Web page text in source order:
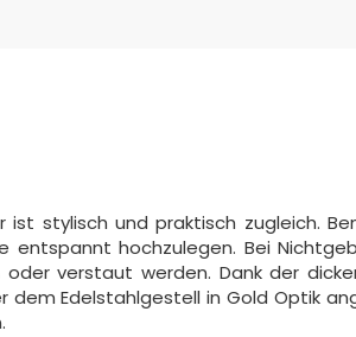
ist stylisch und praktisch zugleich.
entspannt hochzulegen. Bei
oder verstaut werden. Dank der
dem Edelstahlgestell in Gold Optik